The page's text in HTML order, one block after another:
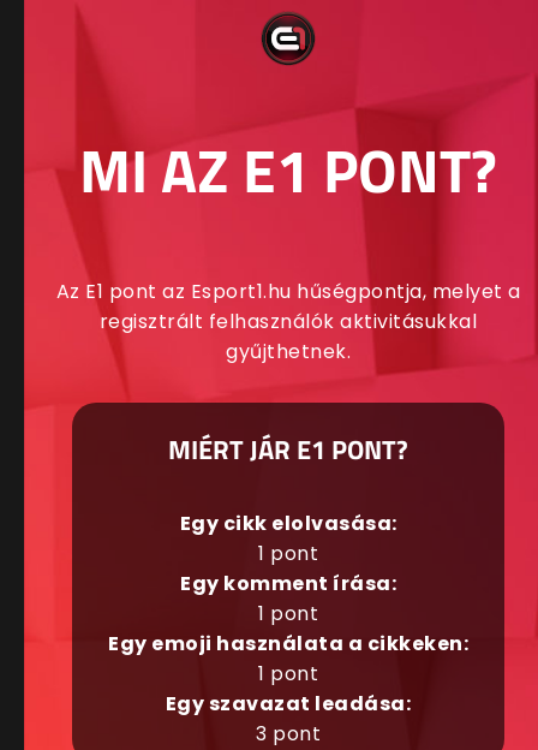
MI AZ E1 PONT?
Az E1 pont az Esport1.hu hűségpontja, melyet a
regisztrált felhasználók aktivitásukkal
gyűjthetnek.
MIÉRT JÁR E1 PONT?
Egy cikk elolvasása:
1 pont
Egy komment írása:
1 pont
Egy emoji használata a cikkeken:
1 pont
Egy szavazat leadása:
3 pont